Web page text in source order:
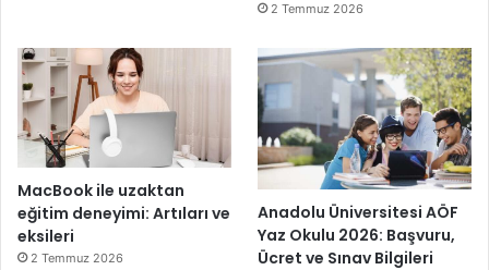
2 Temmuz 2026
MacBook ile uzaktan
eğitim deneyimi: Artıları ve
eksileri
2 Temmuz 2026
Anadolu Üniversitesi AÖF
Yaz Okulu 2026: Başvuru,
Ücret ve Sınav Bilgileri